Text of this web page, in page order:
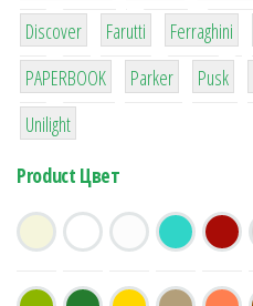
64
Discover
299
Farutti
4
Ferraghini
8
PAPERBOOK
6
Parker
2
Pusk
1
Unilight
Product Цвет